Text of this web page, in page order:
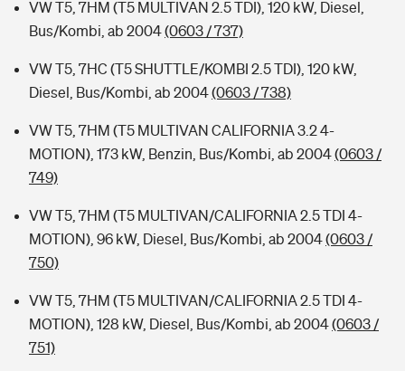
VW T5, 7HM (T5 MULTIVAN 2.5 TDI), 120 kW, Diesel,
Bus/Kombi, ab 2004(0603 / 737)
VW T5, 7HC (T5 SHUTTLE/KOMBI 2.5 TDI), 120 kW,
Diesel, Bus/Kombi, ab 2004(0603 / 738)
VW T5, 7HM (T5 MULTIVAN CALIFORNIA 3.2 4-
MOTION), 173 kW, Benzin, Bus/Kombi, ab 2004(0603 /
749)
VW T5, 7HM (T5 MULTIVAN/CALIFORNIA 2.5 TDI 4-
MOTION), 96 kW, Diesel, Bus/Kombi, ab 2004(0603 /
750)
VW T5, 7HM (T5 MULTIVAN/CALIFORNIA 2.5 TDI 4-
MOTION), 128 kW, Diesel, Bus/Kombi, ab 2004(0603 /
751)